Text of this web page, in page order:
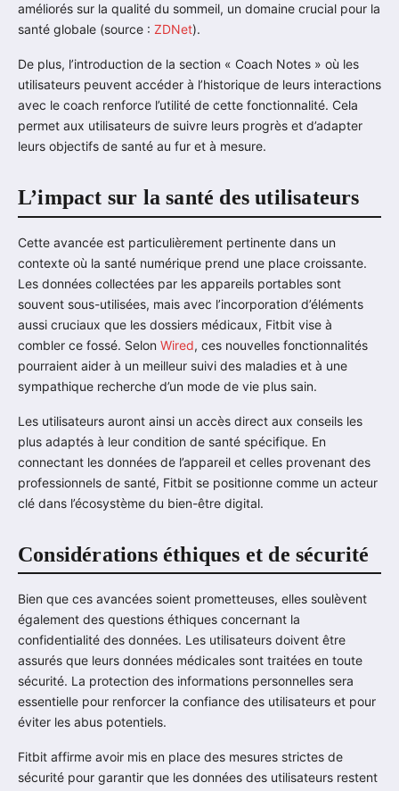
améliorés sur la qualité du sommeil, un domaine crucial pour la
santé globale (source : ZDNet).
De plus, l’introduction de la section « Coach Notes » où les
utilisateurs peuvent accéder à l’historique de leurs interactions
avec le coach renforce l’utilité de cette fonctionnalité. Cela
permet aux utilisateurs de suivre leurs progrès et d’adapter
leurs objectifs de santé au fur et à mesure.
L’impact sur la santé des utilisateurs
Cette avancée est particulièrement pertinente dans un
contexte où la santé numérique prend une place croissante.
Les données collectées par les appareils portables sont
souvent sous-utilisées, mais avec l’incorporation d’éléments
aussi cruciaux que les dossiers médicaux, Fitbit vise à
combler ce fossé. Selon Wired, ces nouvelles fonctionnalités
pourraient aider à un meilleur suivi des maladies et à une
sympathique recherche d’un mode de vie plus sain.
Les utilisateurs auront ainsi un accès direct aux conseils les
plus adaptés à leur condition de santé spécifique. En
connectant les données de l’appareil et celles provenant des
professionnels de santé, Fitbit se positionne comme un acteur
clé dans l’écosystème du bien-être digital.
Considérations éthiques et de sécurité
Bien que ces avancées soient prometteuses, elles soulèvent
également des questions éthiques concernant la
confidentialité des données. Les utilisateurs doivent être
assurés que leurs données médicales sont traitées en toute
sécurité. La protection des informations personnelles sera
essentielle pour renforcer la confiance des utilisateurs et pour
éviter les abus potentiels.
Fitbit affirme avoir mis en place des mesures strictes de
sécurité pour garantir que les données des utilisateurs restent